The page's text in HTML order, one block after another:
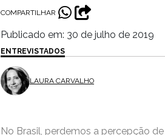
COMPARTILHAR
Publicado em: 30 de julho de 2019
ENTREVISTADOS
LAURA CARVALHO
No Brasil, perdemos a percepção